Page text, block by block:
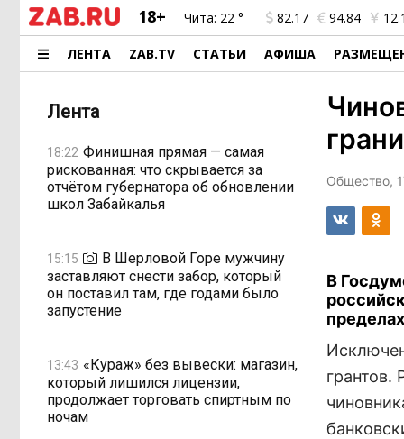
18+ Чита: 22 ° 82.17 94.84
ЛЕНТА ZAB.TV СТАТЬИ АФИША
Лента
18:22 Финишная прямая — самая
рискованная: что скрывается за
отчётом губернатора об обновлении
школ Забайкалья
15:15
В Шерловой Горе мужчину
заставляют снести забор, который
он поставил там, где годами было
запустение
13:43 «Кураж» без вывески: магазин,
который лишился лицензии,
продолжает торговать спиртным по
ночам
Общество,
В
грантов.